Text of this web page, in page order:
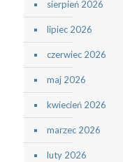
sierpień 2026
lipiec 2026
czerwiec 2026
maj 2026
kwiecień 2026
marzec 2026
luty 2026